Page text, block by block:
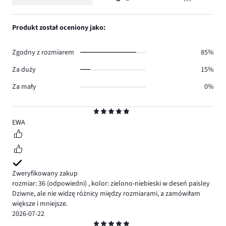
5
EWA
Zweryfikowany zakup
rozmiar: 36 (odpowiedni) , kolor: zielono-niebieski w deseń paisley
Dziwne, ale nie widzę różnicy między rozmiarami, a zamówiłam
większe i mniejsze.
2026-07-22
Ocena
1,
Produkt został oceniony jako:
Zgodny z rozmiarem
85%
Za duży
15%
Za mały
0%